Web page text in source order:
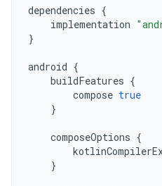
dependencies {
implementation
}
android {
buildFeatures {
compose true
}
composeOptions {
}